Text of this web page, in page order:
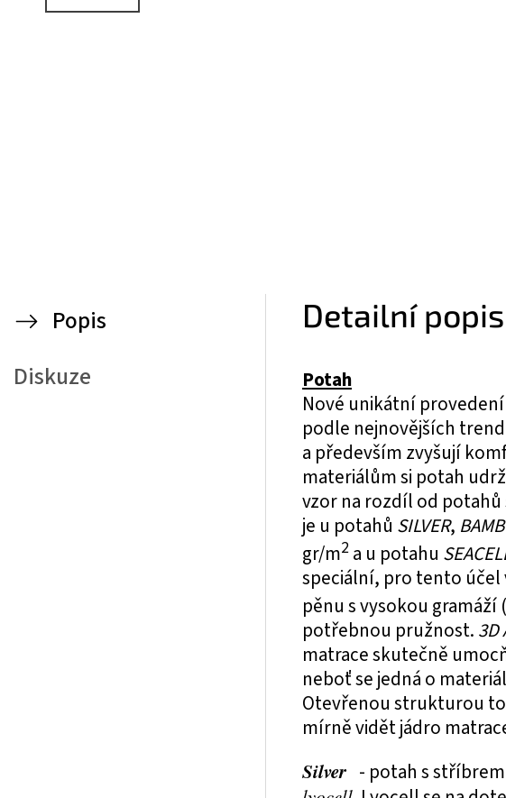
Popis
Diskuze
Detailní
Potah
Nové unikátní
podle nejnovějších
a především zvyšují
materiálům si potah
vzor na rozdíl od potahů
je u potahů SILVER,
gr/m2 a u potahu
speciální, pro tento
pěnu s vysokou gramáží
potřebnou pružnost. 3D
matrace skutečně
neboť se jedná o
Otevřenou strukturou
mírně vidět jádro
Silver - potah s